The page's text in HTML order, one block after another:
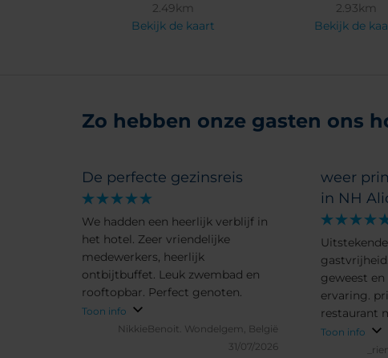
2.49km
Bekijk de kaart
2.93km
Bekijk de
Zo hebben onze gasten ons
De perfecte gezinsreis
We hadden een heerlijk verblijf in
het hotel. Zeer vriendelijke
medewerkers, heerlijk
ontbijtbuffet. Leuk zwembad en
rooftopbar. Perfect genoten.
Toon info
NikkieBenoit. Wondelgem, België
31/07/2026
weer
in NH
geweest
ervaring.
restaurant
en
NH hotels
Toon info